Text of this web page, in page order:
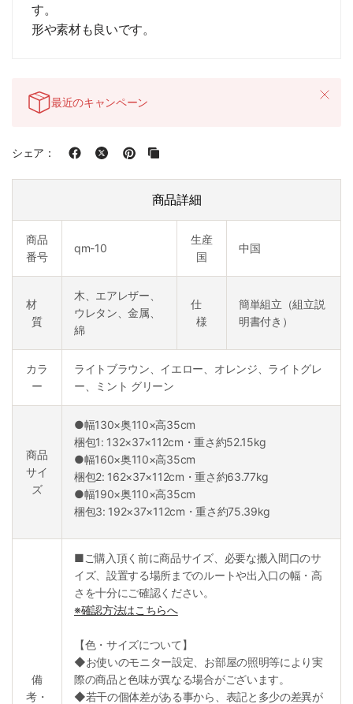
す。
形や素材も良いです。
最近のキャンペーン
シェア：
商品詳細
商品
番号
qm-10
生産
国
中国
材
質
木、エアレザー、
ウレタン、金属、
綿
仕
様
簡単組立（組立説
明書付き）
カラ
ー
ライトブラウン、イエロー、オレンジ、ライトグレ
ー、ミント グリーン
商品
サイ
ズ
●幅130×奥110×高35cm
梱包1: 132×37×112cm・重さ約52.15kg
●幅160×奥110×高35cm
梱包2: 162×37×112cm・重さ約63.77kg
●幅190×奥110×高35cm
梱包3: 192×37×112cm・重さ約75.39kg
備
考・
■ご購入頂く前に商品サイズ、必要な搬入間口のサ
イズ、設置する場所までのルートや出入口の幅・高
さを十分にご確認ください。
※確認方法はこちらへ
【色・サイズについて】
◆お使いのモニター設定、お部屋の照明等により実
際の商品と色味が異なる場合がございます。
◆若干の個体差がある事から、表記と多少の差異が